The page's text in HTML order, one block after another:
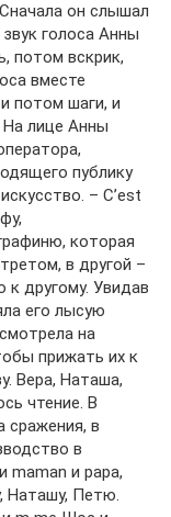
он слышал
голоса Анны
потом вскрик,
вместе
потом шаги, и
На лице Анны
публику
– C’est
которая
в другой –
к другому. Увидав
его лысую
на
прижать их к
Вера, Наташа,
чтение. В
сражения, в
в
maman и papa,
Наташу, Петю.